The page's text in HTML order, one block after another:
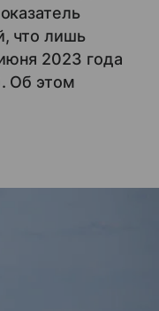
что лишь
2023 года
Об этом